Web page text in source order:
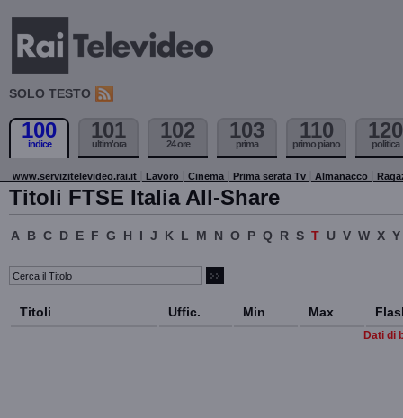
SOLO TESTO
100
indice
101
ultim'ora
102
24 ore
103
prima
110
primo piano
120
politica
www.servizitelevideo.rai.it Lavoro Cinema Prima serata Tv Almanacco
Titoli FTSE Italia All-Share
A B C D E F G H I J K L M N O P Q R S T U V W X Y
Titoli Uffic. Min Max
Dati di